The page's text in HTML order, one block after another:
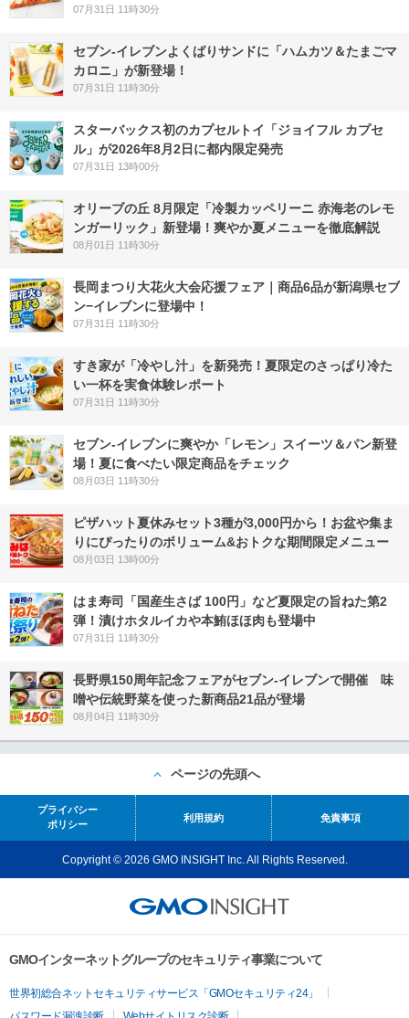
07月31日 11時30分
セブン‐イレブンよくばりサンドに「ハムカツ＆たまごマ
カロニ」が新登場！
07月31日 11時30分
スターバックス初のカプセルトイ「ジョイフル カプセ
ル」が2026年8月2日に都内限定発売
07月31日 13時00分
オリーブの丘 8月限定「冷製カッペリーニ 赤海老のレモ
ンガーリック」新登場！爽やか夏メニューを徹底解説
08月01日 11時30分
長岡まつり大花火大会応援フェア｜商品6品が新潟県セブ
ン−イレブンに登場中！
07月31日 11時30分
すき家が「冷やし汁」を新発売！夏限定のさっぱり冷た
い一杯を実食体験レポート
07月31日 11時30分
セブン‐イレブンに爽やか「レモン」スイーツ＆パン新登
場！夏に食べたい限定商品をチェック
08月03日 11時30分
ピザハット夏休みセット3種が3,000円から！お盆や集ま
りにぴったりのボリューム&おトクな期間限定メニュー
08月03日 13時00分
はま寿司「国産生さば 100円」など夏限定の旨ねた第2
弾！漬けホタルイカや本鮪ほほ肉も登場中
07月31日 11時30分
長野県150周年記念フェアがセブン-イレブンで開催 味
噌や伝統野菜を使った新商品21品が登場
08月04日 11時30分
ページの先頭へ
プライバシー
ポリシー
利用規約 免責事項
Copyright © 2026 GMO INSIGHT Inc. All Rights Reserved.
GMOインターネットグループのセキュリティ事業について
世界初総合ネットセキュリティサービス「GMOセキュリティ24」